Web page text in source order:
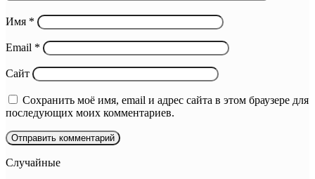
Имя *
Email *
Сайт
Сохранить моё имя, email и адрес сайта в этом браузере для
последующих моих комментариев.
Случайные